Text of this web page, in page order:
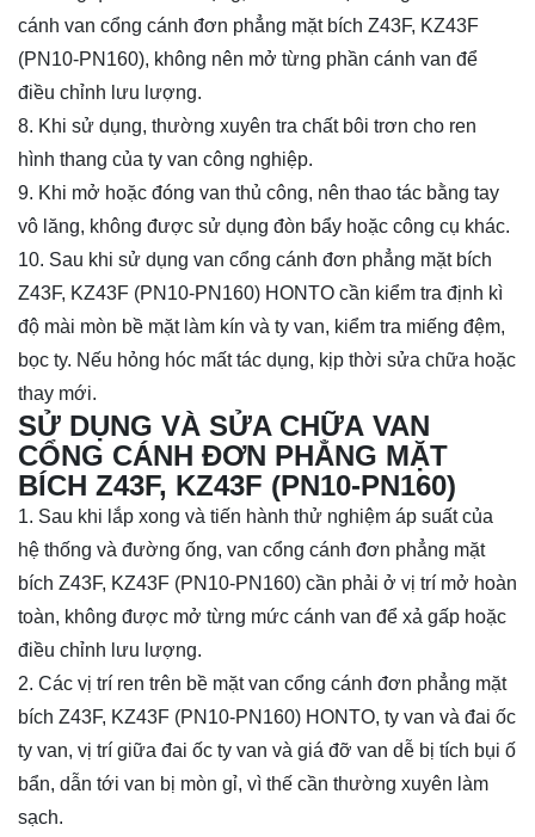
cánh van cổng cánh đơn phẳng mặt bích Z43F, KZ43F
(PN10-PN160), không nên mở từng phần cánh van để
điều chỉnh lưu lượng.
8. Khi sử dụng, thường xuyên tra chất bôi trơn cho ren
hình thang của ty van công nghiệp.
9. Khi mở hoặc đóng van thủ công, nên thao tác bằng tay
vô lăng, không được sử dụng đòn bẩy hoặc công cụ khác.
10. Sau khi sử dụng van cổng cánh đơn phẳng mặt bích
Z43F, KZ43F (PN10-PN160) HONTO cần kiểm tra định kì
độ mài mòn bề mặt làm kín và ty van, kiểm tra miếng đệm,
bọc ty. Nếu hỏng hóc mất tác dụng, kịp thời sửa chữa hoặc
thay mới.
SỬ DỤNG VÀ SỬA CHỮA VAN
CỔNG CÁNH ĐƠN PHẲNG MẶT
BÍCH Z43F, KZ43F (PN10-PN160)
1. Sau khi lắp xong và tiến hành thử nghiệm áp suất của
hệ thống và đường ống, van cổng cánh đơn phẳng mặt
bích Z43F, KZ43F (PN10-PN160) cần phải ở vị trí mở hoàn
toàn, không được mở từng mức cánh van để xả gấp hoặc
điều chỉnh lưu lượng.
2. Các vị trí ren trên bề mặt van cổng cánh đơn phẳng mặt
bích Z43F, KZ43F (PN10-PN160) HONTO, ty van và đai ốc
ty van, vị trí giữa đai ốc ty van và giá đỡ van dễ bị tích bụi ố
bẩn, dẫn tới van bị mòn gỉ, vì thế cần thường xuyên làm
sạch.